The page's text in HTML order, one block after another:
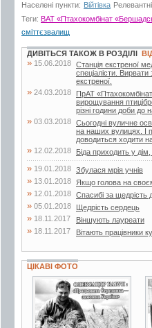
Населені пункти: Війтівка
Теги: ВАТ «Птахокомбінат
сміттєзвалищ
ДИВІТЬСЯ ТАКОЖ В РОЗДІЛІ
» 15.06.2018 Станція екстреної
спеціалісти.
екстреної.
» 24.03.2018
ПрАТ
вирощування
різні години доби до
» 03.03.2018 Сьогодні вуличне
на наших вулицях. І
доводиться ходити
» 12.02.2018 Біда приходить у
» 19.01.2018 Збулася мрія учнів
» 13.01.2018 Якщо голова на
» 12.01.2018 Спасибі за щедрість
» 05.01.2018 Щедрість сердець
» 18.11.2017 Віншують лауреати
» 18.11.2017 Вітають працівники
ЦІКАВІ ФОТО
4 фото